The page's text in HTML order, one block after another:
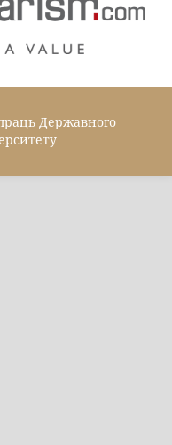
Державного